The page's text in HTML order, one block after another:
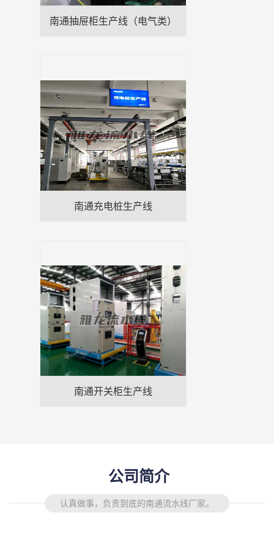
南通抽屉柜生产线（电气类）
南通充电桩生产线
南通开关柜生产线
公司简介
认真做事，负责到底的南通流水线厂家。